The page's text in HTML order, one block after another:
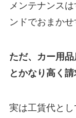
メンテナンス
ンドでおまか
ただ、カー用
とかなり高く
実は工賃代と